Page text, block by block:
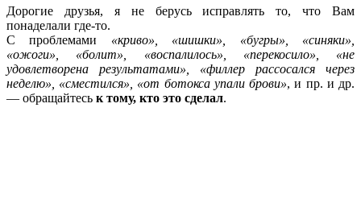
Дорогие друзья, я не берусь исправлять то, что Вам
понаделали где-то.
С проблемами «криво», «шишки», «бугры», «синяки»,
«ожоги», «болит», «воспалилось», «перекосило», «не
удовлетворена результатами», «филлер рассосался через
неделю», «сместился», «от ботокса упали брови», и пр. и др.
— обращайтесь к тому, кто это сделал.